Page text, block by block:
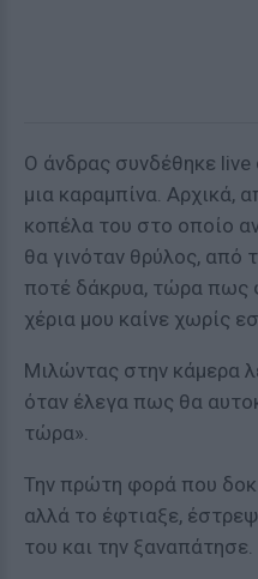
Ο άνδρας συνδέθηκε
μια καραμπίνα. Αρχικά,
κοπέλα του στο οποίο
θα γινόταν θρύλος, από
ποτέ δάκρυα, τώρα πως
χέρια μου καίνε χωρίς
Μιλώντας στην κάμερα
όταν έλεγα πως θα
τώρα».
Την πρώτη φορά που
αλλά το έφτιαξε,
του και την ξαναπάτησε.